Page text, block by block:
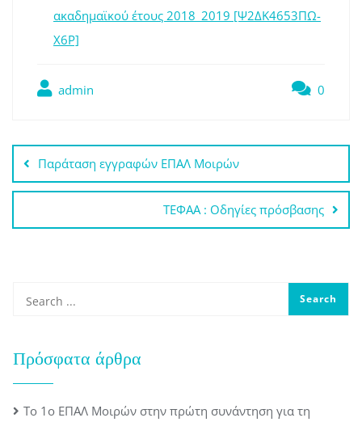
ακαδημαϊκού έτους 2018_2019 [Ψ2ΔΚ4653ΠΩ-
Χ6Ρ]
admin 0
Πλοήγηση
άρθρων
Παράταση εγγραφών ΕΠΑΛ Μοιρών
ΤΕΦΑΑ : Οδηγίες πρόσβασης
Πρόσφατα άρθρα
Το 1ο ΕΠΑΛ Μοιρών στην πρώτη συνάντηση για τη